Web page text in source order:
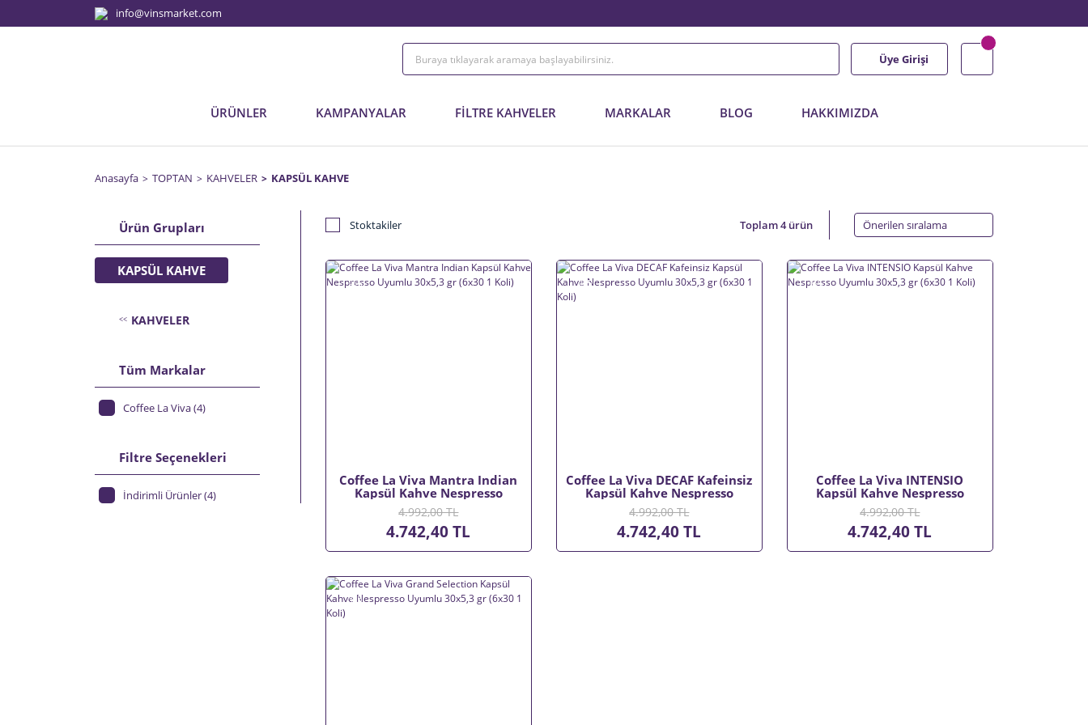
info@vinsmarket.com
Üye Girişi
ÜRÜNLER KAMPANYALAR FİLTRE KAHVELER MARKALAR BLOG HAKKIMIZDA
Anasayfa TOPTAN KAHVELER KAPSÜL KAHVE
Ürün Grupları
KAPSÜL KAHVE
KAHVELER
Tüm Markalar
Coffee La Viva (4)
Filtre Seçenekleri
İndirimli Ürünler (4)
Stoktakiler Toplam 4 ürün
%5
Coffee La Viva Mantra Indian
Kapsül Kahve Nespresso
Uyumlu 30x5,3 gr (6x30 1 Koli)
4.742,40 TL
4.992,00 TL
%5
Coffee La Viva DECAF Kafeinsiz
Kapsül Kahve Nespresso
Uyumlu 30x5,3 gr (6x30 1 Koli)
4.742,40 TL
4.992,00 TL
%5
Coffee La Viva INTENSIO
Kapsül Kahve Nespresso
Uyumlu 30x5,3 gr (6x30 1 Koli)
4.742,40 TL
4.992,00 TL
%5